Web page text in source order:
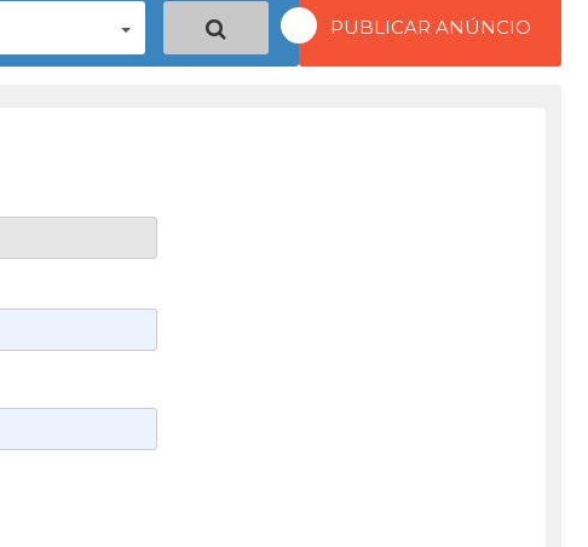
PUBLICAR ANÚNCIO